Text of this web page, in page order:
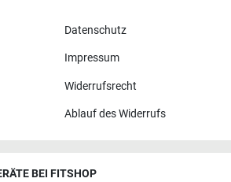
Datenschutz
Impressum
Widerrufsrecht
Ablauf des Widerrufs
BEI FITSHOP